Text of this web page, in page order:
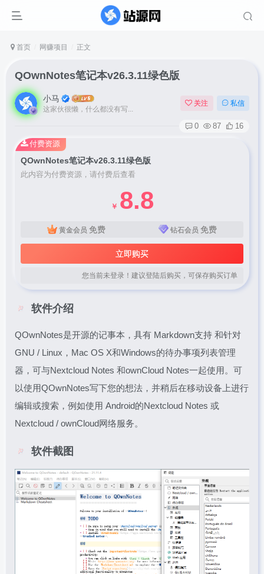
首页 网赚项目 正文
QOwnNotes笔记本v26.3.11绿色版
小马
这家伙很懒，什么都没有写...
关注 私信
0 87 16
QOwnNotes笔记本v26.3.11绿色版
此内容为付费资源，请付费后查看
￥ 8.8
黄金会员 免费 钻石会员 免费
立即购买
您当前未登录！建议登陆后购买，可保存购买订单
付费资源
软件介绍
QOwnNotes是开源的记事本，具有 Markdown支持 和针对
GNU / Linux，Mac OS X和Windows的待办事项列表管理
器，可与Nextcloud Notes 和ownCloud Notes一起使用。可
以使用QOwnNotes写下您的想法，并稍后在移动设备上进行
编辑或搜索，例如使用 Android的Nextcloud Notes 或
Nextcloud / ownCloud网络服务。
软件截图